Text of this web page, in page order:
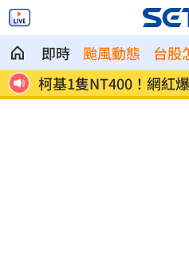
即時 颱風動態 台股
黑 蕭敬騰開餐廳被當盤子